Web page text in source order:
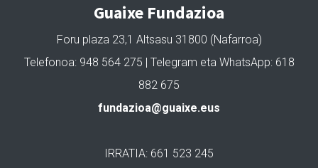
Guaixe Fundazioa
Foru plaza 23,1 Altsasu 31800 (Nafarroa)
Telefonoa: 948 564 275 | Telegram eta WhatsApp: 618
882 675
fundazioa@guaixe.eus
IRRATIA: 661 523 245